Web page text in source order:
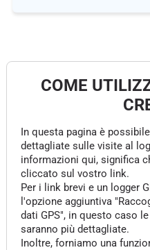
COME
In questa pagina è
dettagliate sulle visite al
informazioni qui, significa
cliccato sul vostro link.
Per i link brevi e un logger
l'opzione aggiuntiva
dati GPS", in questo caso
saranno più dettagliate.
Inoltre, forniamo una